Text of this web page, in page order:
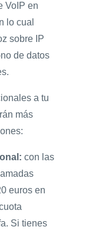
VoIP en
lo cual
sobre IP
de datos
a tu
más
con las
euros en
Si tienes